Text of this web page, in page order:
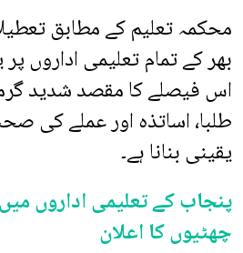
محکمہ تعلیم کے مطابق
بھر کے تمام تعلیمی اداروں
اس فیصلے کا مقصد شدید
طلبا، اساتذہ اور عملے کی
یقینی بنانا ہے۔
پنجاب کے تعلیمی اداروں
چھٹیوں کا اعلان